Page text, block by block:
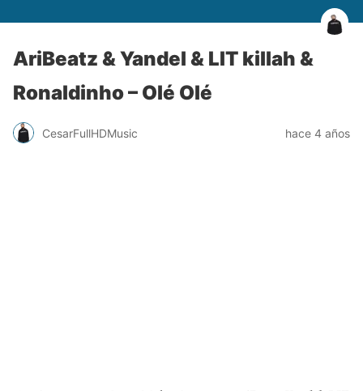
AriBeatz & Yandel & LIT killah &
Ronaldinho – Olé Olé
CesarFullHDMusic hace 4 años